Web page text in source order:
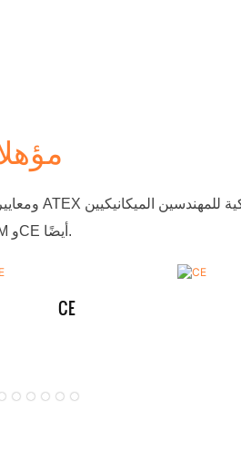
PED وMD وLVD وMOM وCE أيضًا.
CE